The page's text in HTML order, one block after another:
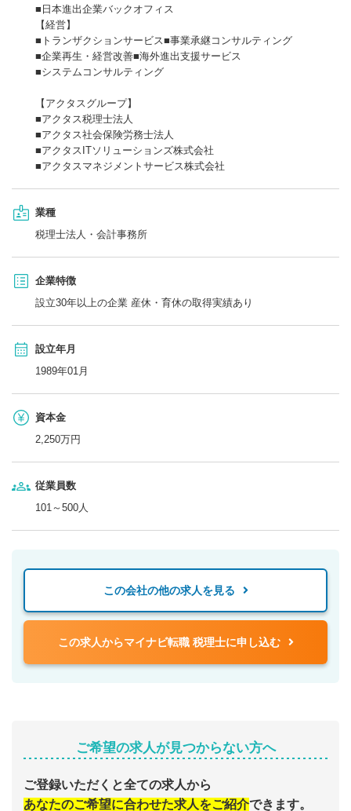
■日本進出企業バックオフィス
【経営】
■トランザクションサービス■事業承継コンサルティング
■企業再生・経営改善■海外進出支援サービス
■システムコンサルティング
【アクタスグループ】
■アクタス税理士法人
■アクタス社会保険労務士法人
■アクタスITソリューションズ株式会社
■アクタスマネジメントサービス株式会社
業種
税理士法人・会計事務所
企業特徴
設立30年以上の企業 産休・育休の取得実績あり
設立年月
1989年01月
資本金
2,250万円
従業員数
101～500人
この会社の他の求人を見る
この求人からマイナビ転職 税理士に申し込む
ご希望の求人が見つからない方へ
ご登録いただくと全ての求人から
あなたのご希望に合わせた求人をご紹介できます。